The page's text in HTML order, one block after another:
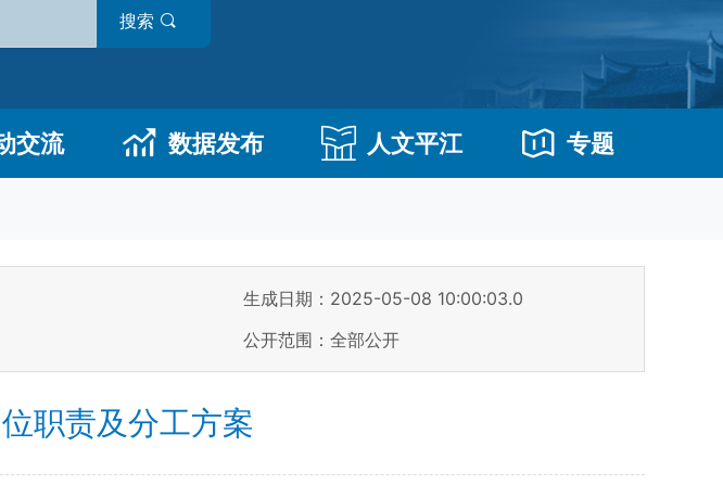
搜索
交流 数据发布 人文平江 专题
生成日期：2025-05-08 10:00:03.0
公开范围：全部公开
职责及分工方案